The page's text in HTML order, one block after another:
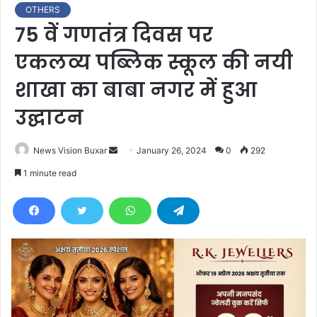
OTHERS
75 वें गणतंत्र दिवस पर
एकलव्य पब्लिक स्कूल की नयी
शाखा का बाबा नगर में हुआ
उद्घाटन
News Vision Buxar
d
e
m
a
i
January 26, 2024 0 292
1 minute read